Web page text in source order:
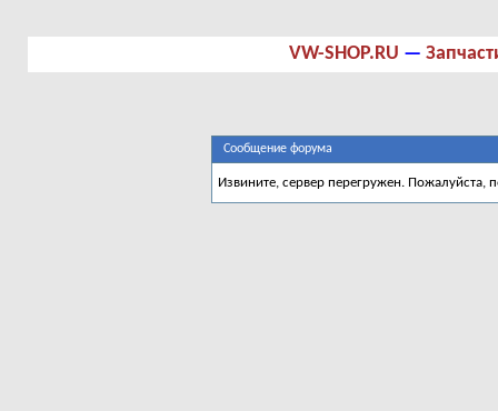
VW-SHOP.RU —
Сообщение форума
Извините, сервер перегружен. Пожалуйста,